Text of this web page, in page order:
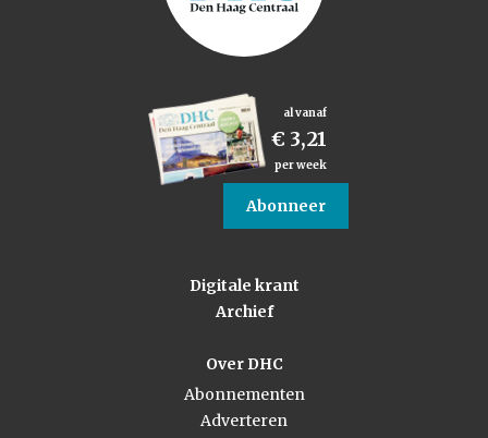
al vanaf
€ 3,21
per week
Abonneer
Digitale krant
Archief
Over DHC
Abonnementen
Adverteren